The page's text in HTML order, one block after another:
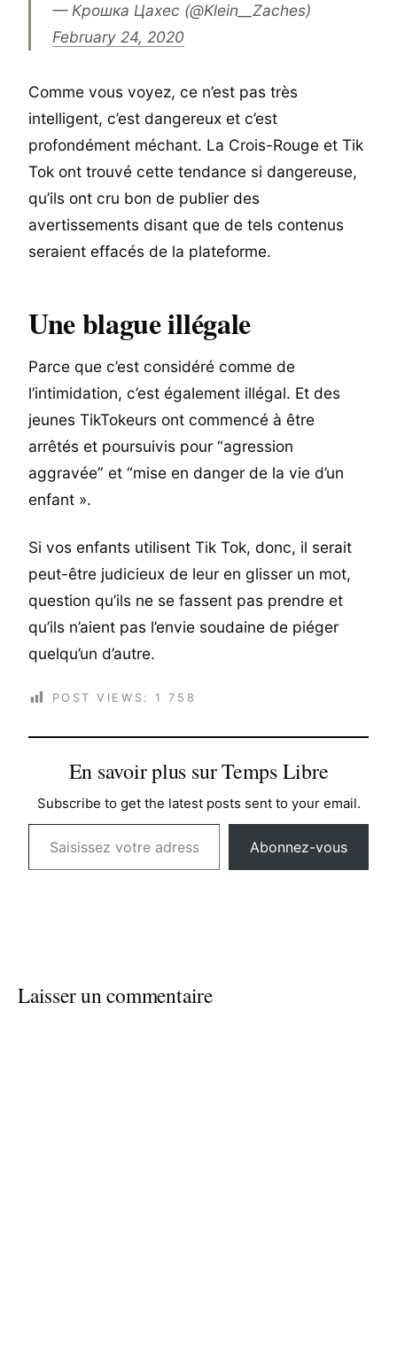
— Крошка Цахес (@Klein__Zaches)
February 24, 2020
Comme vous voyez, ce n’est pas très
intelligent, c’est dangereux et c’est
profondément méchant. La Crois-Rouge et Tik
Tok ont trouvé cette tendance si dangereuse,
qu’ils ont cru bon de publier des
avertissements disant que de tels contenus
seraient effacés de la plateforme.
Une blague illégale
Parce que c’est considéré comme de
l’intimidation, c’est également illégal. Et des
jeunes TikTokeurs ont commencé à être
arrêtés et poursuivis pour “agression
aggravée” et “mise en danger de la vie d’un
enfant ».
Si vos enfants utilisent Tik Tok, donc, il serait
peut-être judicieux de leur en glisser un mot,
question qu’ils ne se fassent pas prendre et
qu’ils n’aient pas l’envie soudaine de piéger
quelqu’un d’autre.
POST VIEWS: 1 758
En savoir plus sur Temps Libre
Subscribe to get the latest posts sent to your email.
Saisissez votre adresse e-mail…
Abonnez-vous
Laisser un commentaire